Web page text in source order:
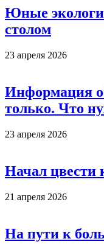
Юные экологи
столом
23 апреля 2026
Информация
только. Что
23 апреля 2026
Начал цвести
21 апреля 2026
На пути к